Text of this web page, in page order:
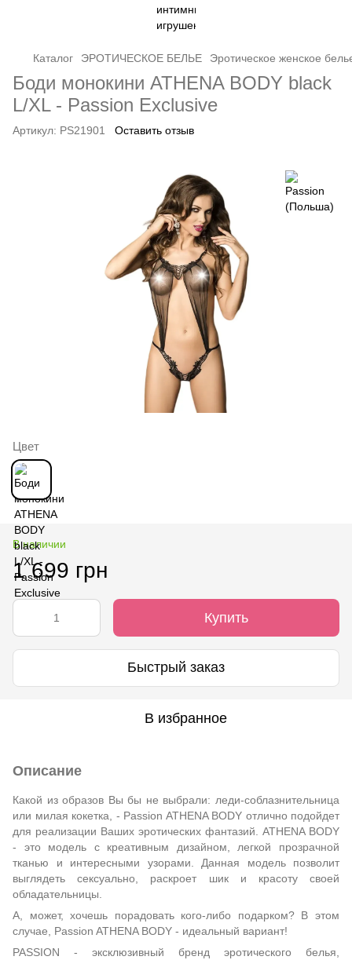
Каталог ЭРОТИЧЕСКОЕ БЕЛЬЕ Эротическое женское
Боди монокини ATHENA BODY black
L/XL - Passion Exclusive
Артикул: PS21901 Оставить отзыв
Цвет
В наличии
1 699 грн
Купить
Быстрый заказ
В избранное
Описание
Какой из образов Вы бы не выбрали: леди-соблазнительница
или милая кокетка, - Passion ATHENA BODY отлично подойдет
для реализации Ваших эротических фантазий. ATHENA BODY
- это модель с креативным дизайном, легкой прозрачной
тканью и интересными узорами. Данная модель позволит
выглядеть сексуально, раскроет шик и красоту своей
обладательницы.
А, может, хочешь порадовать кого-либо подарком? В этом
случае, Passion ATHENA BODY - идеальный вариант!
PASSION - эксклюзивный бренд эротического белья,